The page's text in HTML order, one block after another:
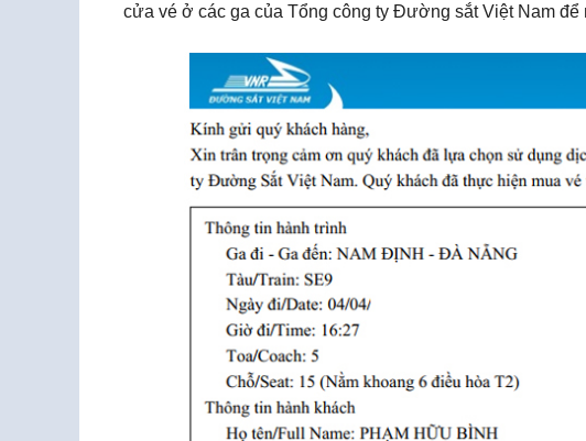
cửa vé ở các ga của Tổng công ty Đường sắt Việt Nam để